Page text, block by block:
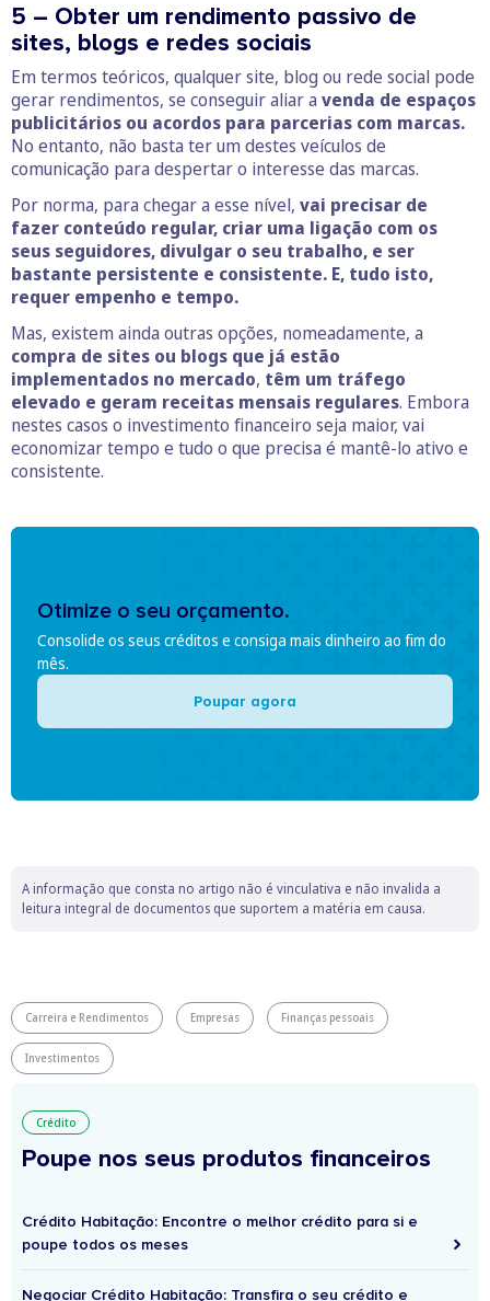
5 – Obter um rendimento passivo de
sites, blogs e redes sociais
Em termos teóricos, qualquer site, blog ou rede social pode
gerar rendimentos, se conseguir aliar a venda de espaços
publicitários ou acordos para parcerias com marcas.
No entanto, não basta ter um destes veículos de
comunicação para despertar o interesse das marcas.
Por norma, para chegar a esse nível, vai precisar de
fazer conteúdo regular, criar uma ligação com os
seus seguidores, divulgar o seu trabalho, e ser
bastante persistente e consistente. E, tudo isto,
requer empenho e tempo.
Mas, existem ainda outras opções, nomeadamente, a
compra de sites ou blogs que já estão
implementados no mercado, têm um tráfego
elevado e geram receitas mensais regulares. Embora
nestes casos o investimento financeiro seja maior, vai
economizar tempo e tudo o que precisa é mantê-lo ativo e
consistente.
Otimize o seu orçamento.
Consolide os seus créditos e consiga mais dinheiro ao fim do
mês.
Poupar agora
A informação que consta no artigo não é vinculativa e não invalida a
leitura integral de documentos que suportem a matéria em causa.
Carreira e Rendimentos Empresas Finanças pessoais
Investimentos
Crédito
Poupe nos seus produtos financeiros
Crédito Habitação: Encontre o melhor crédito para si e
poupe todos os meses
Negociar Crédito Habitação: Transfira o seu crédito e